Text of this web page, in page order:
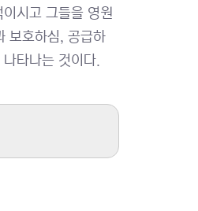
시고 그들을 영원
보호하심, 공급하
타나는 것이다.